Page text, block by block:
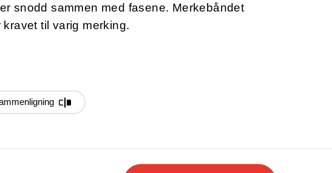
snodd sammen med fasene. Merkebåndet
kravet til varig merking.